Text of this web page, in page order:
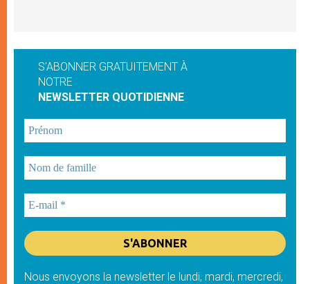
S'ABONNER GRATUITEMENT À
NOTRE
NEWSLETTER QUOTIDIENNE
Nous envoyons la newsletter le lundi, mardi, mercredi,